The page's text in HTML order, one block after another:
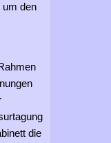
um den
die